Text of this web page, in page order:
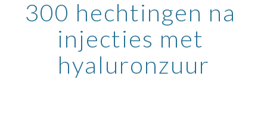
300 hechtingen na
injecties met
hyaluronzuur